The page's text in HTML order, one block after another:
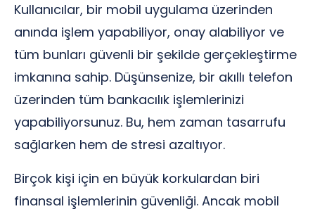
Kullanıcılar, bir mobil uygulama üzerinden
anında işlem yapabiliyor, onay alabiliyor ve
tüm bunları güvenli bir şekilde gerçekleştirme
imkanına sahip. Düşünsenize, bir akıllı telefon
üzerinden tüm bankacılık işlemlerinizi
yapabiliyorsunuz. Bu, hem zaman tasarrufu
sağlarken hem de stresi azaltıyor.
Birçok kişi için en büyük korkulardan biri
finansal işlemlerinin güvenliği. Ancak mobil